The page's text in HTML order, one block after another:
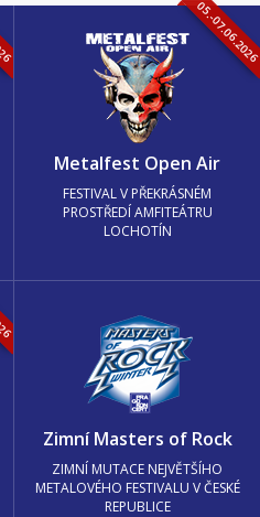
05.-
Metalfest Open Air
FESTIVAL V PŘEKRÁSNÉM
PROSTŘEDÍ AMFITEÁTRU
LOCHOTÍN
Zimní Masters of Rock
ZIMNÍ MUTACE NEJVĚTŠÍHO
METALOVÉHO FESTIVALU V ČESKÉ
REPUBLICE